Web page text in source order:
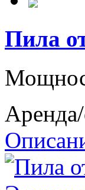
Пила